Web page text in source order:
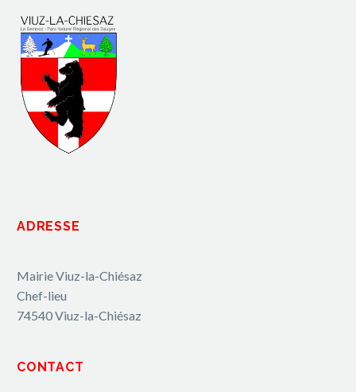
ADRESSE
Mairie Viuz-la-Chiésaz
Chef-lieu
74540 Viuz-la-Chiésaz
CONTACT